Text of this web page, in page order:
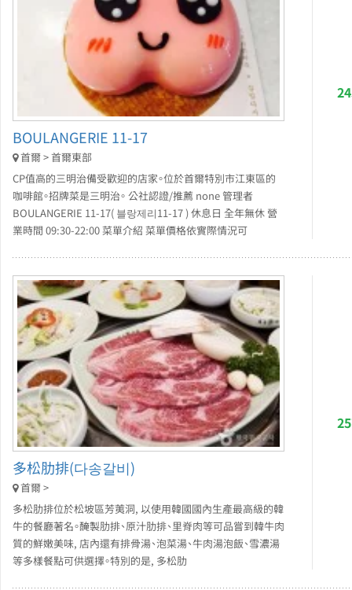
BOULANGERIE 11-17
首爾 > 首爾東部
CP值高的三明治備受歡迎的店家。位於首爾特別市江東區的
咖啡館。招牌菜是三明治。 公社認證/推薦 none 管理者
BOULANGERIE 11-17( 블랑제리11-17 ) 休息日 全年無休 營
業時間 09:30-22:00 菜單介紹 菜單價格依實際情況可
多松肋排(다송갈비)
首爾 >
多松肋排位於松坡區芳荑洞, 以使用韓國國內生產最高級的韓
牛的餐廳著名。醃製肋排、原汁肋排、里脊肉等可品嘗到韓牛肉
質的鮮嫩美味, 店內還有排骨湯、泡菜湯、牛肉湯泡飯、雪濃湯
等多樣餐點可供選擇。特別的是, 多松肋